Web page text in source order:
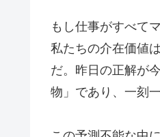
もし仕事がすべて
私たちの介在価値
だ。昨日の正解が
物」であり、一刻